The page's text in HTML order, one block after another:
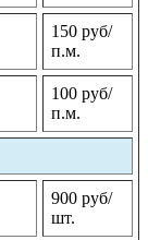
150 руб/
п.м.
100 руб/
п.м.
900 руб/
шт.